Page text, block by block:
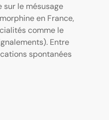
le mésusage
en France,
comme le
Entre
spontanées